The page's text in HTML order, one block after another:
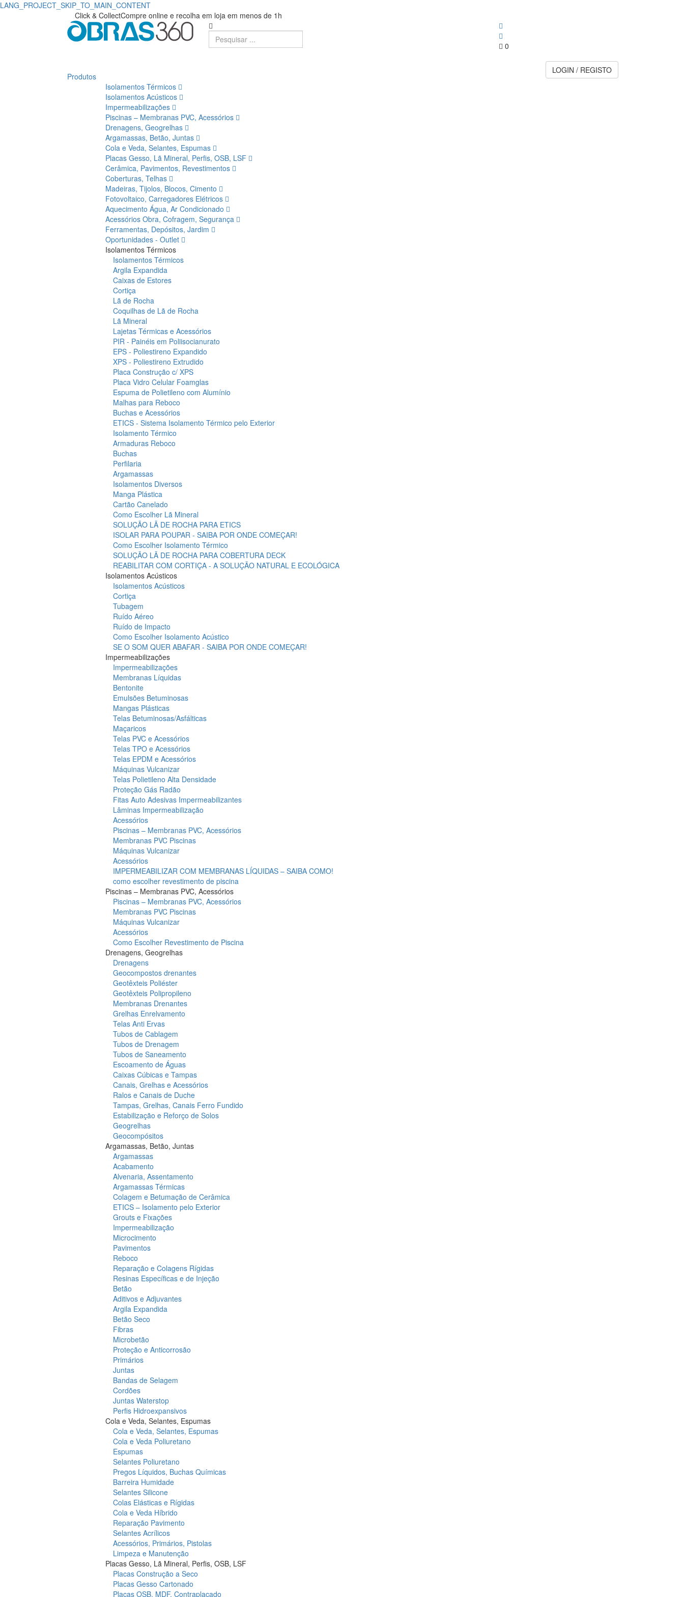
LANG_PROJECT_SKIP_TO_MAIN_CONTENT
Click & CollectCompre online e recolha em loja em menos de 1h
0
Produtos
Isolamentos Térmicos
Isolamentos Acústicos
Impermeabilizações
Piscinas – Membranas PVC, Acessórios
Drenagens, Geogrelhas
Argamassas, Betão, Juntas
Cola e Veda, Selantes, Espumas
Placas Gesso, Lã Mineral, Perfis, OSB, LSF
Cerâmica, Pavimentos, Revestimentos
Coberturas, Telhas
Madeiras, Tijolos, Blocos, Cimento
Fotovoltaico, Carregadores Elétricos
Aquecimento Água, Ar Condicionado
Acessórios Obra, Cofragem, Segurança
Ferramentas, Depósitos, Jardim
Oportunidades - Outlet
Isolamentos Térmicos
Isolamentos Térmicos
Argila Expandida
Caixas de Estores
Cortiça
Lã de Rocha
Coquilhas de Lã de Rocha
Lã Mineral
Lajetas Térmicas e Acessórios
PIR - Painéis em Poliisocianurato
EPS - Poliestireno Expandido
XPS - Poliestireno Extrudido
Placa Construção c/ XPS
Placa Vidro Celular Foamglas
Espuma de Polietileno com Alumínio
Malhas para Reboco
Buchas e Acessórios
ETICS - Sistema Isolamento Térmico pelo Exterior
Isolamento Térmico
Armaduras Reboco
Buchas
Perfilaria
Argamassas
Isolamentos Diversos
Manga Plástica
Cartão Canelado
Como Escolher Lã Mineral
SOLUÇÃO LÃ DE ROCHA PARA ETICS
ISOLAR PARA POUPAR - SAIBA POR ONDE COMEÇAR!
Como Escolher Isolamento Térmico
SOLUÇÃO LÃ DE ROCHA PARA COBERTURA DECK
REABILITAR COM CORTIÇA - A SOLUÇÃO NATURAL E ECOLÓGICA
Isolamentos Acústicos
Isolamentos Acústicos
Cortiça
Tubagem
Ruído Aéreo
Ruído de Impacto
Como Escolher Isolamento Acústico
SE O SOM QUER ABAFAR - SAIBA POR ONDE COMEÇAR!
Impermeabilizações
Impermeabilizações
Membranas Líquidas
Bentonite
Emulsões Betuminosas
Mangas Plásticas
Telas Betuminosas/Asfálticas
Maçaricos
Telas PVC e Acessórios
Telas TPO e Acessórios
Telas EPDM e Acessórios
Máquinas Vulcanizar
Telas Polietileno Alta Densidade
Proteção Gás Radão
Fitas Auto Adesivas Impermeabilizantes
Lâminas Impermeabilização
Acessórios
Piscinas – Membranas PVC, Acessórios
Membranas PVC Piscinas
Máquinas Vulcanizar
Acessórios
IMPERMEABILIZAR COM MEMBRANAS LÍQUIDAS – SAIBA COMO!
como escolher revestimento de piscina
Piscinas – Membranas PVC, Acessórios
Piscinas – Membranas PVC, Acessórios
Membranas PVC Piscinas
Máquinas Vulcanizar
Acessórios
Como Escolher Revestimento de Piscina
Drenagens, Geogrelhas
Drenagens
Geocompostos drenantes
Geotêxteis Poliéster
Geotêxteis Polipropileno
Membranas Drenantes
Grelhas Enrelvamento
Telas Anti Ervas
Tubos de Cablagem
Tubos de Drenagem
Tubos de Saneamento
Escoamento de Águas
Caixas Cúbicas e Tampas
Canais, Grelhas e Acessórios
Ralos e Canais de Duche
Tampas, Grelhas, Canais Ferro Fundido
Estabilização e Reforço de Solos
Geogrelhas
Geocompósitos
Argamassas, Betão, Juntas
Argamassas
Acabamento
Alvenaria, Assentamento
Argamassas Térmicas
Colagem e Betumação de Cerâmica
ETICS – Isolamento pelo Exterior
Grouts e Fixações
Impermeabilização
Microcimento
Pavimentos
Reboco
Reparação e Colagens Rígidas
Resinas Específicas e de Injeção
Betão
Aditivos e Adjuvantes
Argila Expandida
Betão Seco
Fibras
Microbetão
Proteção e Anticorrosão
Primários
Juntas
Bandas de Selagem
Cordões
Juntas Waterstop
Perfis Hidroexpansivos
Cola e Veda, Selantes, Espumas
Cola e Veda, Selantes, Espumas
Cola e Veda Poliuretano
Espumas
Selantes Poliuretano
Pregos Líquidos, Buchas Químicas
Barreira Humidade
Selantes Silicone
Colas Elásticas e Rígidas
Cola e Veda Híbrido
Reparação Pavimento
Selantes Acrílicos
Acessórios, Primários, Pistolas
Limpeza e Manutenção
Placas Gesso, Lã Mineral, Perfis, OSB, LSF
Placas Construção a Seco
Placas Gesso Cartonado
Placas OSB, MDF, Contraplacado
LOGIN / REGISTO